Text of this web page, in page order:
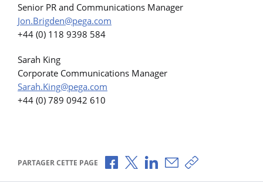
Senior PR and Communications Manager
Jon.Brigden@pega.com
+44 (0) 118 9398 584
Sarah King
Corporate Communications Manager
Sarah.King@pega.com
+44 (0) 789 0942 610
PARTAGER CETTE PAGE Partager via Facebook
Partager via X
Partager via LinkedIn
Partager par e-mail
Copier le lien